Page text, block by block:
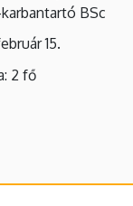
BSc
15.
2 fő